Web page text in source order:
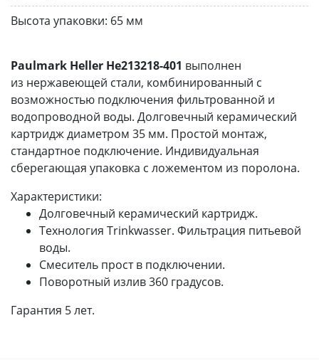
Высота упаковки: 65 мм
Paulmark Heller He213218-401 выполнен
из нержавеющей стали, комбинированный с
возможностью подключения фильтрованной и
водопроводной воды. Долговечный керамический
картридж диаметром 35 мм. Простой монтаж,
стандартное подключение. Индивидуальная
сберегающая упаковка с ложементом из поролона.
Характеристики:
Долговечный керамический картридж.
Технология Trinkwasser. Фильтрация питьевой
воды.
Смеситель прост в подключении.
Поворотный излив 360 градусов.
Гарантия 5 лет.